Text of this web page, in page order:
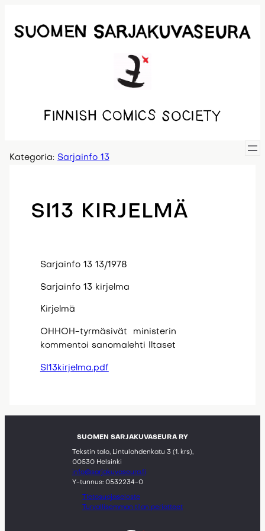
sisältöön
Kategoria: Sarjainfo 13
SI13 KIRJELMÄ
Sarjainfo 13 13/1978
Sarjainfo 13 kirjelma
Kirjelmä
OHHOH-tyrmäsivät ministerin
kommentoi sanomalehti Iltaset
SI13kirjelma.pdf
SUOMEN SARJAKUVASEURA RY
Tekstin talo, Lintulahdenkatu 3 (1. krs),
00530 Helsinki
info@sarjakuvaseura.fi
Y-tunnus: 0532234-0
Tietosuojaseloste
Turvallisemman tilan periatteet